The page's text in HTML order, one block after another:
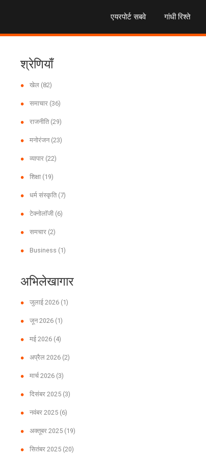
एयरपोर्ट सबवे गांधी रिश्ते
श्रेणियाँ
खेल (82)
समाचार (36)
राजनीति (29)
मनोरंजन (23)
व्यापार (22)
शिक्षा (19)
धर्म संस्कृति (7)
टेक्नोलॉजी (6)
समचार (2)
Business (1)
अभिलेखागार
जुलाई 2026 (1)
जून 2026 (1)
मई 2026 (4)
अप्रैल 2026 (2)
मार्च 2026 (3)
दिसंबर 2025 (3)
नवंबर 2025 (6)
अक्तूबर 2025 (19)
सितंबर 2025 (20)